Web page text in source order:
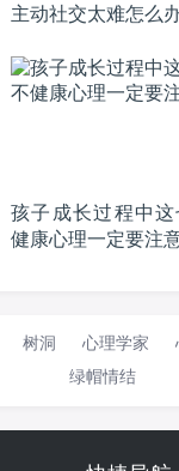
主动社交太难怎么
孩子成长过程中这
健康心理一定要注
树洞 心理学家
绿帽情结